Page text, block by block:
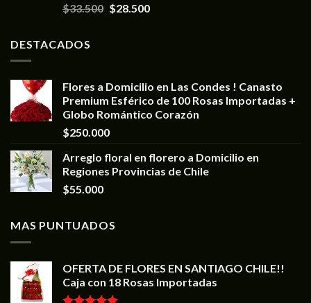
$33.500 $28.500
DESTACADOS
Flores a Domicilio en Las Condes ! Canasto
Premium Esférico de 100 Rosas Importadas +
Globo Romántico Corazón
$250.000
Arreglo floral en florero a Domicilio en
Regiones Provincias de Chile
$55.000
MAS PUNTUADOS
OFERTA DE FLORES EN SANTIAGO CHILE!!
Caja con 18 Rosas Importadas